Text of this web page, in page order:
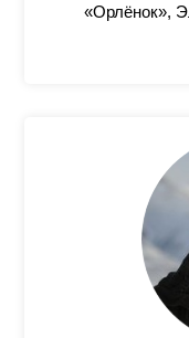
«Орлёнок»,